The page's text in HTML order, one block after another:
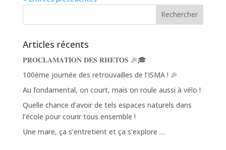
Articles récents
𝐏𝐑𝐎𝐂𝐋𝐀𝐌𝐀𝐓𝐈𝐎𝐍 𝐃𝐄𝐒 𝐑𝐇𝐄𝐓𝐎𝐒 🎉🎓
100ème journée des retrouvailles de l’ISMA ! 🎉
Au fondamental, on court, mais on roule aussi à vélo !
Quelle chance d’avoir de tels espaces naturels dans
l’école pour courir tous ensemble !
Une mare, ça s’entretient et ça s’explore …